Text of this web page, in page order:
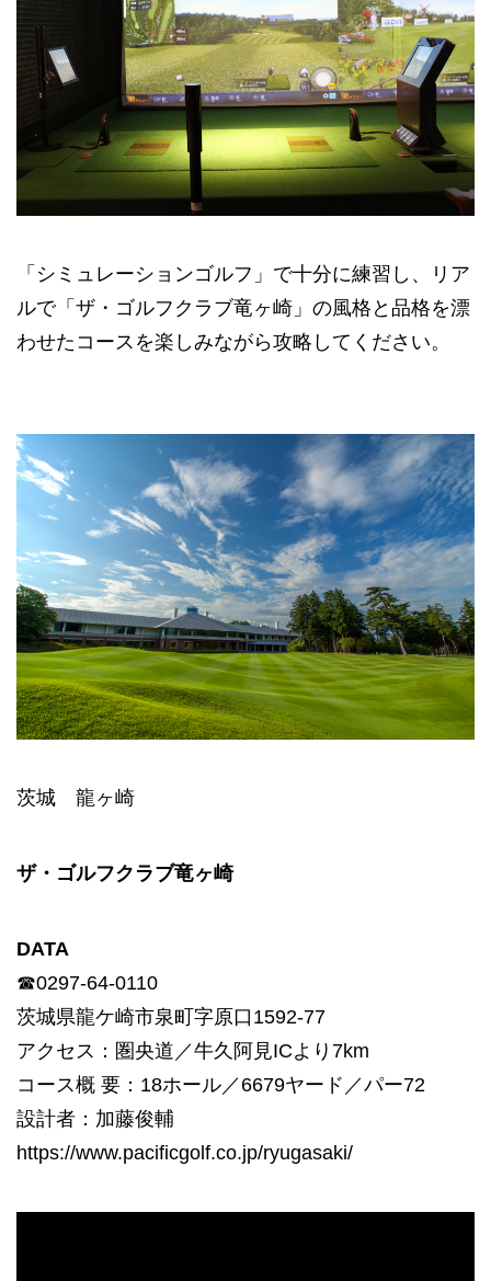
「シミュレーションゴルフ」で十分に練習し、リア
ルで「ザ・ゴルフクラブ竜ヶ崎」の風格と品格を漂
わせたコースを楽しみながら攻略してください。
茨城 龍ヶ崎
ザ・ゴルフクラブ竜ヶ崎
DATA
☎0297-64-0110
茨城県龍ケ崎市泉町字原口1592-77
アクセス：圏央道／牛久阿見ICより7km
コース概 要：18ホール／6679ヤード／パー72
設計者：加藤俊輔
https://www.pacificgolf.co.jp/ryugasaki/